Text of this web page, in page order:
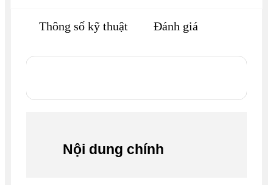
Thông số kỹ thuật Đánh giá
Nội dung chính